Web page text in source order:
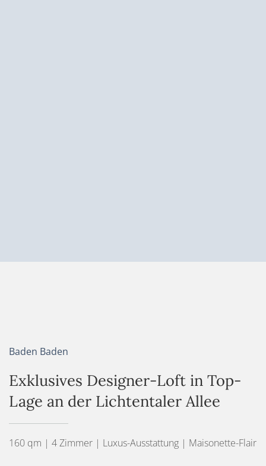
Baden Baden
Exklusives Designer-Loft in Top-
Lage an der Lichtentaler Allee
160 qm | 4 Zimmer | Luxus-Ausstattung | Maisonette-Flair